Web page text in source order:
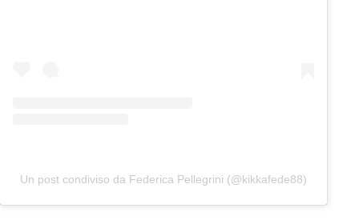
Un post condiviso da Federica Pellegrini (@kikkafede88)